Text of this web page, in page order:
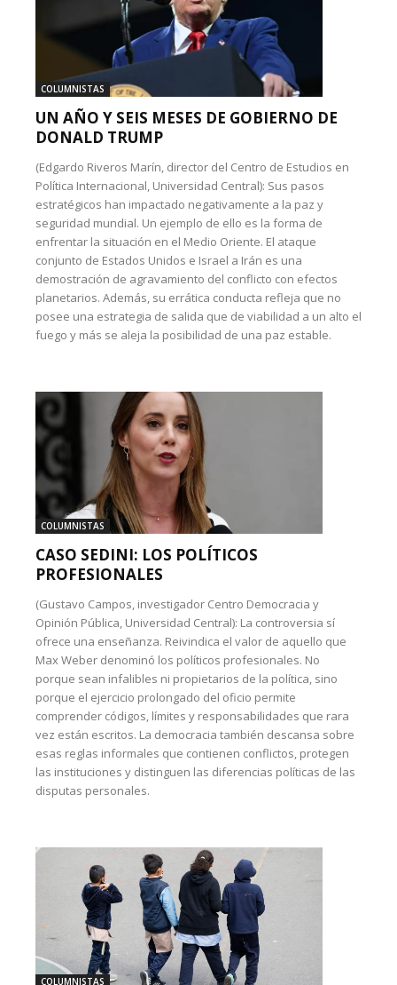
COLUMNISTAS
UN AÑO Y SEIS MESES DE GOBIERNO DE
DONALD TRUMP
(Edgardo Riveros Marín, director del Centro de Estudios en
Política Internacional, Universidad Central): Sus pasos
estratégicos han impactado negativamente a la paz y
seguridad mundial. Un ejemplo de ello es la forma de
enfrentar la situación en el Medio Oriente. El ataque
conjunto de Estados Unidos e Israel a Irán es una
demostración de agravamiento del conflicto con efectos
planetarios. Además, su errática conducta refleja que no
posee una estrategia de salida que de viabilidad a un alto el
fuego y más se aleja la posibilidad de una paz estable.
COLUMNISTAS
CASO SEDINI: LOS POLÍTICOS
PROFESIONALES
(Gustavo Campos, investigador Centro Democracia y
Opinión Pública, Universidad Central): La controversia sí
ofrece una enseñanza. Reivindica el valor de aquello que
Max Weber denominó los políticos profesionales. No
porque sean infalibles ni propietarios de la política, sino
porque el ejercicio prolongado del oficio permite
comprender códigos, límites y responsabilidades que rara
vez están escritos. La democracia también descansa sobre
esas reglas informales que contienen conflictos, protegen
las instituciones y distinguen las diferencias políticas de las
disputas personales.
COLUMNISTAS